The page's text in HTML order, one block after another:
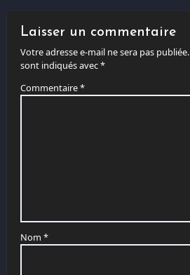
Laisser un commentaire
Votre adresse e-mail ne sera pas publiée.
sont indiqués avec*
Commentaire*
Nom *